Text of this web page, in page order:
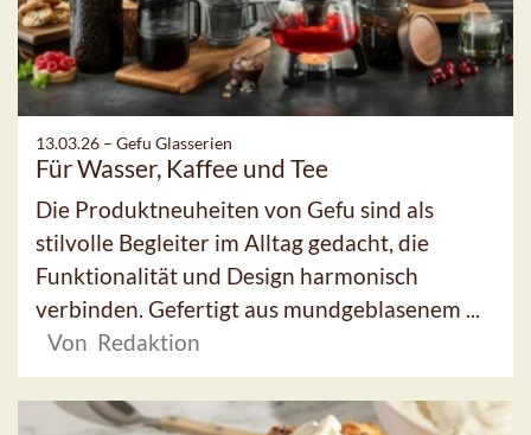
13.03.26 – Gefu Glasserien
Für Wasser, Kaffee und Tee
Die Produktneuheiten von Gefu sind als
stilvolle Begleiter im Alltag gedacht, die
Funktionalität und Design harmonisch
verbinden. Gefertigt aus mundgeblasenem ...
Von Redaktion